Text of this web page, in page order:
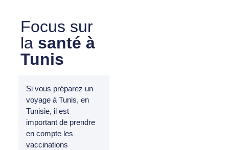
Focus sur
la santé à
Tunis
Si vous préparez un
voyage à Tunis, en
Tunisie, il est
important de prendre
en compte les
vaccinations